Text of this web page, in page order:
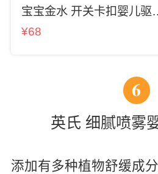
宝宝金水 开关卡扣婴儿驱
水
¥68
6
英氏 细腻喷雾
添加有多种植物舒缓成